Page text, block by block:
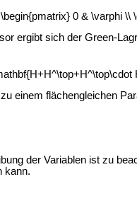
ergibt sich der Green-
einem flächengleichen
der Variablen ist zu
kann.